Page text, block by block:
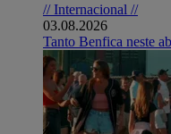
// Internacional //
03.08.2026
Tanto Benfica neste